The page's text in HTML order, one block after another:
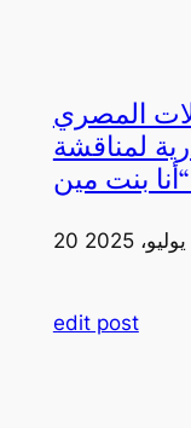
المصري
لمناقشة
20 يوليو، 2025
edit post